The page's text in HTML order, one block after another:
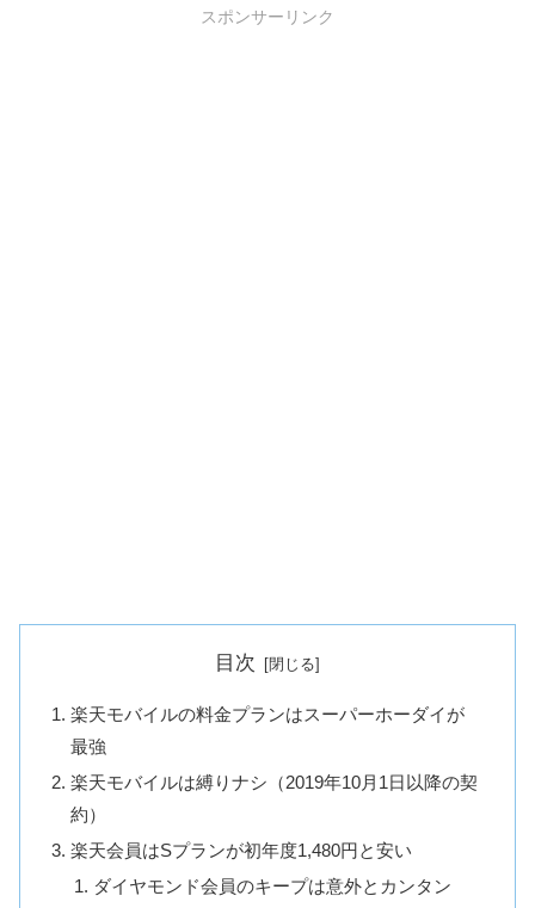
スポンサーリンク
目次
楽天モバイルの料金プランはスーパーホーダイが
最強
楽天モバイルは縛りナシ（2019年10月1日以降の契
約）
楽天会員はSプランが初年度1,480円と安い
ダイヤモンド会員のキープは意外とカンタン